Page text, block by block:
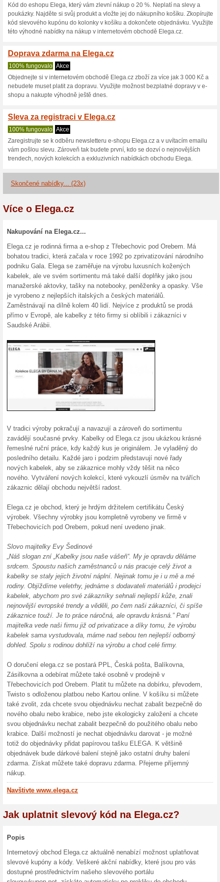
Aktuální slevy a
15 % na nákup v
100% fungovalo
Kód do eshopu Elega, který
poukázky. Slevu uplatníte
správně vyplníte slevový
tlačítkem Vložit. Nakupte
30 % sleva na
100% fungovalo
Kupón
objednávku získáte tak, že
potvrdíte tlačítkem Vložit.
obchodě.
20 % na vše v
100% fungovalo
Kód do eshopu Elega, který
nabídky na nákup v
20 % na nákup v
100% fungovalo
Kupón
Kód do eshopu Elega, který
poukázky. Najděte si svůj
kód slevového kupónu do
této výhodné nabídky na
Doprava zdarma na
Objednejte si v internetovém
nebudete muset platit za